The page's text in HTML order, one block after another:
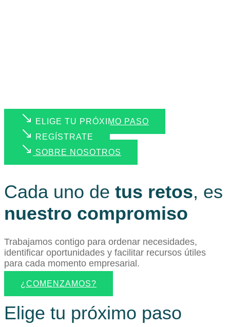
ELIGE TU PRÓXIMO PASO
REGÍSTRATE
SOBRE NOSOTROS
Cada uno de tus retos, es
nuestro compromiso
Trabajamos contigo para ordenar necesidades,
identificar oportunidades y facilitar recursos útiles
para cada momento empresarial.
¿COMENZAMOS?
Elige tu próximo paso